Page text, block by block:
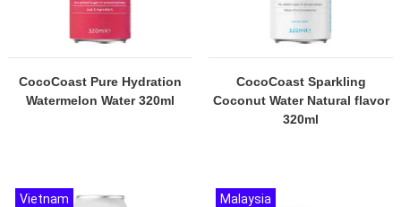
CocoCoast Pure Hydration
Watermelon Water 320ml
CocoCoast Sparkling
Coconut Water Natural flavor
320ml
Vietnam Malaysia